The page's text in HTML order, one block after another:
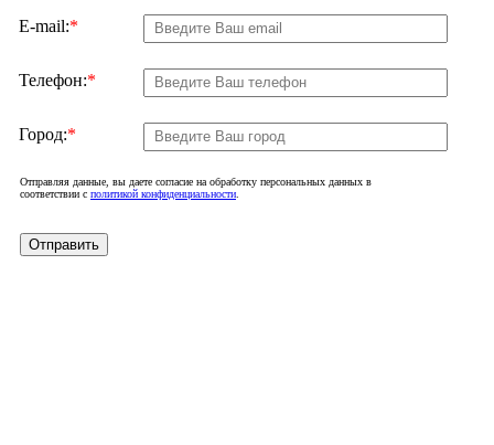
E-mail:*
Телефон:*
Город:*
Отправляя данные, вы даете согласие на обработку персональных данных в
соответствии с политикой конфиденциальности